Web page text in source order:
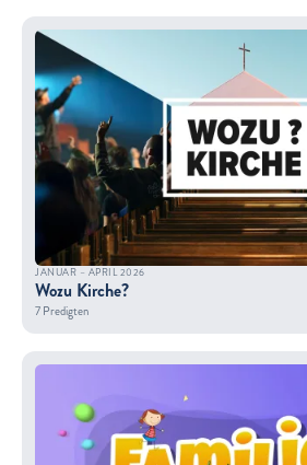
JANUAR – APRIL 2026
Wozu Kirche?
7 Predigten